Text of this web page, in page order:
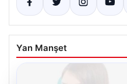
Yan Manşet